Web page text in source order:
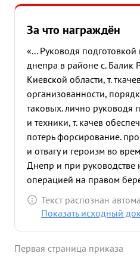
За что награждён
«... Руководя
днепра в районе с. Балик
Киевской области, т.
организованности,
таковых. лично руководя
и техники, т. качев
потерь форсирование.
и отвагу и героизм во
Днепр и при руководстве
операцией на правом
проведенным маневром
задачи стоящей перед
Текст распознан
Показать исходный
Первая страница приказа